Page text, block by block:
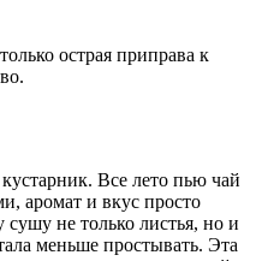
острая приправа к
Все лето пью чай
аромат и вкус просто
не только листья, но и
меньше простывать. Эта